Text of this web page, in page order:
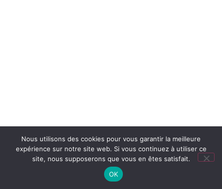
Nous utilisons des cookies pour vous garantir la meilleure
expérience sur notre site web. Si vous continuez à utiliser ce
site, nous supposerons que vous en êtes satisfait.
OK